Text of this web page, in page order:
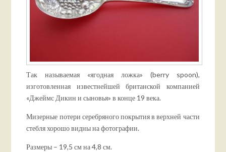
Так называемая «ягодная ложка» (berry spoon),
изготовленная известнейшей британской компанией
«Джеймс Дикин и сыновья» в конце 19 века.
Мизерные потери серебряного покрытия в верхней части
стебля хорошо видны на фотографии.
Размеры – 19,5 см на 4,8 см.